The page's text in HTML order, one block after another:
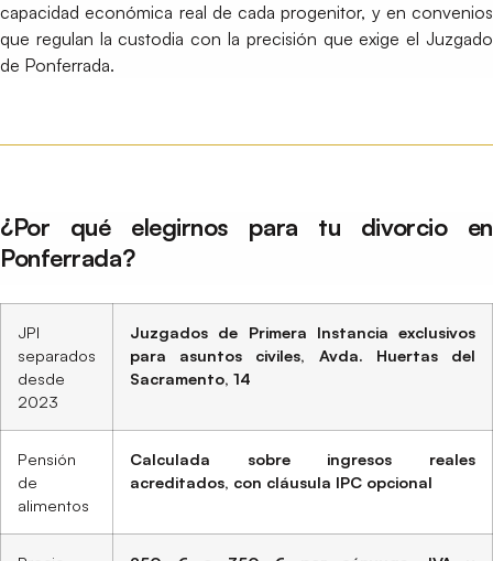
capacidad económica real de cada progenitor, y en convenios
que regulan la custodia con la precisión que exige el Juzgado
de Ponferrada.
¿Por qué elegirnos para tu divorcio en
Ponferrada?
JPI
separados
desde
2023
Juzgados de Primera Instancia exclusivos
para asuntos civiles, Avda. Huertas del
Sacramento, 14
Pensión
de
alimentos
Calculada sobre ingresos reales
acreditados, con cláusula IPC opcional